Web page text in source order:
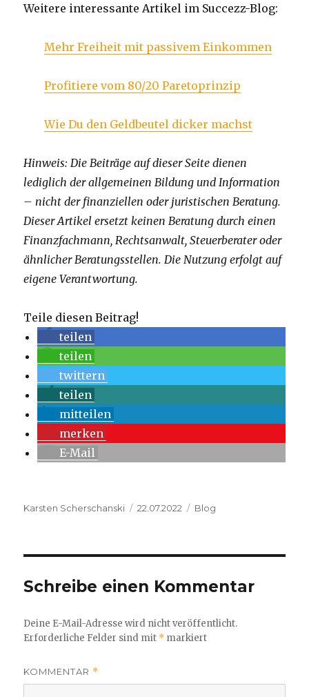
Weitere interessante Artikel im Succezz-Blog:
Mehr Freiheit mit passivem Einkommen
Profitiere vom 80/20 Paretoprinzip
Wie Du den Geldbeutel dicker machst
Hinweis: Die Beiträge auf dieser Seite dienen
lediglich der allgemeinen Bildung und Information
– nicht der finanziellen oder juristischen Beratung.
Dieser Artikel ersetzt keinen Beratung durch einen
Finanzfachmann, Rechtsanwalt, Steuerberater oder
ähnlicher Beratungsstellen. Die Nutzung erfolgt auf
eigene Verantwortung.
Teile diesen Beitrag!
teilen
teilen
twittern
teilen
mitteilen
merken
E-Mail
Autor
Karsten Scherschanski
Veröffentlicht
22.07.2022 Kategorien
Blog
Schreibe einen Kommentar
Deine E-Mail-Adresse wird nicht veröffentlicht.
Erforderliche Felder sind mit * markiert
KOMMENTAR *